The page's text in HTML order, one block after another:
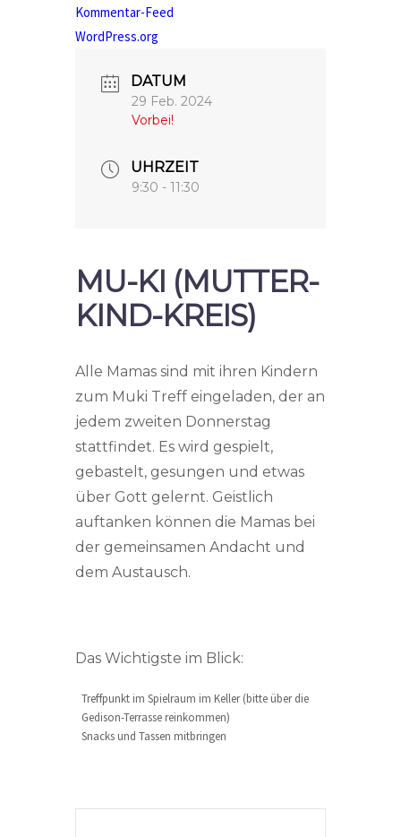
Kommentar-Feed
WordPress.org
DATUM
29 Feb. 2024
Vorbei!
UHRZEIT
9:30 - 11:30
MU-KI (MUTTER-
KIND-KREIS)
Alle Mamas sind mit ihren Kindern
zum Muki Treff eingeladen, der an
jedem zweiten Donnerstag
stattfindet. Es wird gespielt,
gebastelt, gesungen und etwas
über Gott gelernt. Geistlich
auftanken können die Mamas bei
der gemeinsamen Andacht und
dem Austausch.
Das Wichtigste im Blick:
Treffpunkt im Spielraum im Keller (bitte über die
Gedison-Terrasse reinkommen)
Snacks und Tassen mitbringen